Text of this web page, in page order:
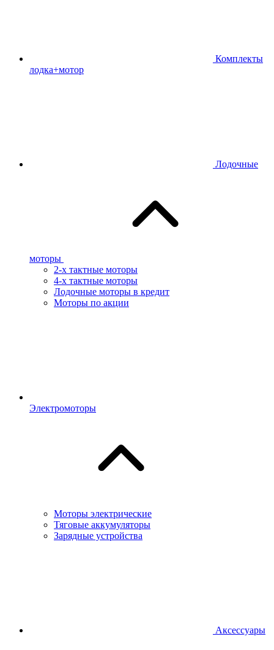
Комплекты
лодка+мотор
Лодочные
моторы
2-х тактные моторы
4-х тактные моторы
Лодочные моторы в кредит
Моторы по акции
Электромоторы
Моторы электрические
Тяговые аккумуляторы
Зарядные устройства
Аксессуары